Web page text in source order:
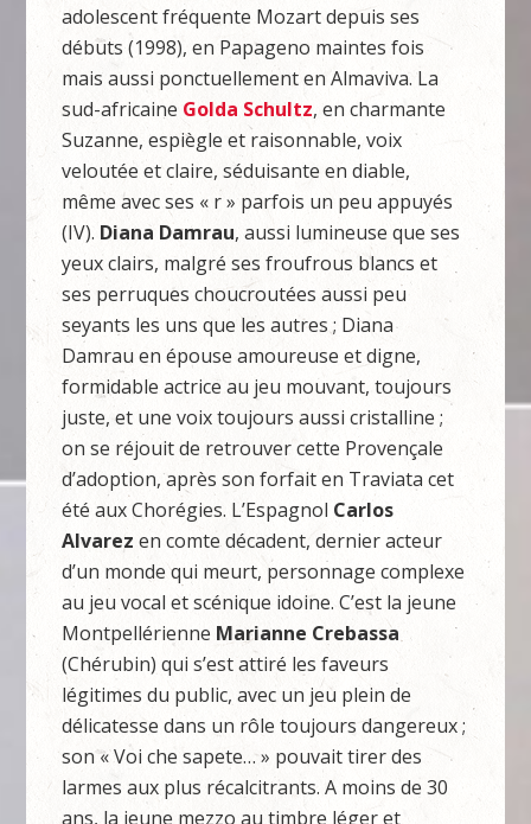
adolescent fréquente Mozart depuis ses
débuts (1998), en Papageno maintes fois
mais aussi ponctuellement en Almaviva. La
sud-africaine Golda Schultz, en charmante
Suzanne, espiègle et raisonnable, voix
veloutée et claire, séduisante en diable,
même avec ses « r » parfois un peu appuyés
(IV). Diana Damrau, aussi lumineuse que ses
yeux clairs, malgré ses froufrous blancs et
ses perruques choucroutées aussi peu
seyants les uns que les autres ; Diana
Damrau en épouse amoureuse et digne,
formidable actrice au jeu mouvant, toujours
juste, et une voix toujours aussi cristalline ;
on se réjouit de retrouver cette Provençale
d’adoption, après son forfait en Traviata cet
été aux Chorégies. L’Espagnol Carlos
Alvarez en comte décadent, dernier acteur
d’un monde qui meurt, personnage complexe
au jeu vocal et scénique idoine. C’est la jeune
Montpellérienne Marianne Crebassa
(Chérubin) qui s’est attiré les faveurs
légitimes du public, avec un jeu plein de
délicatesse dans un rôle toujours dangereux ;
son « Voi che sapete… » pouvait tirer des
larmes aux plus récalcitrants. A moins de 30
ans, la jeune mezzo au timbre léger et